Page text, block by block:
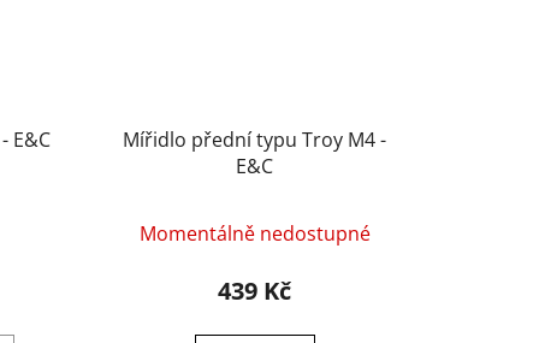
E&C
Mířidlo přední typu Troy M4 -
E&C
Momentálně nedostupné
439 Kč